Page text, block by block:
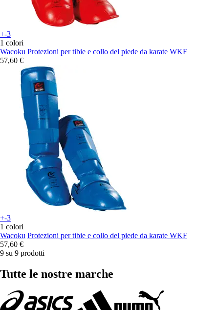
+-3
1 colori
Wacoku Protezioni per tibie e collo del piede da karate WKF
57,60 €
+-3
1 colori
Wacoku Protezioni per tibie e collo del piede da karate WKF
57,60 €
9 su 9 prodotti
Tutte le nostre marche